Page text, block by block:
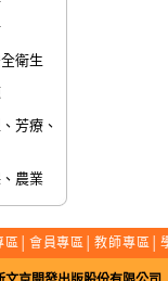
衛生
芳療、
農業
區 會員專區 │教師專區